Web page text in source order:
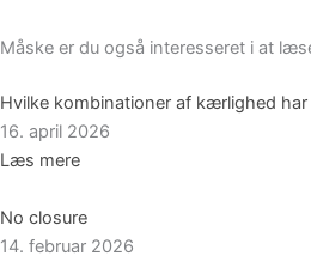
Måske er du også interesseret i at
Hvilke kombinationer af kærlighed har
16. april 2026
Læs mere
No closure
14. februar 2026